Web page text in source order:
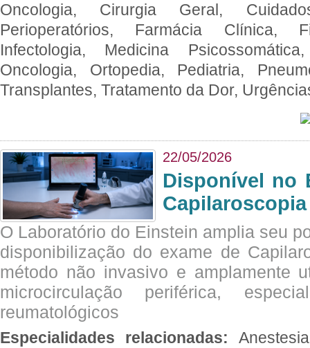
Oncologia, Cirurgia Geral,
Perioperatórios, Farmácia Clínica,
Infectologia, Medicina
Oncologia, Ortopedia, Pediatria,
Transplantes, Tratamento da Dor,
22/05/2026
Disponível no
O Laboratório do Einstein amplia seu
disponibilização do exame de
método não invasivo e amplamente
microcirculação periférica,
reumatológicos
Especialidades relacionadas: